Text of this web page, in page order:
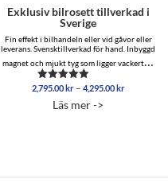
Exklusiv bilrosett tillverkad i
Sverige
Fin effekt i bilhandeln eller vid gåvor eller
leverans. Svensktillverkad för hand. Inbyggd
magnet och mjukt tyg som ligger vackert…
Betygsatt
av 5
2,795.00 kr – 4,295.00 kr
Läs mer ->